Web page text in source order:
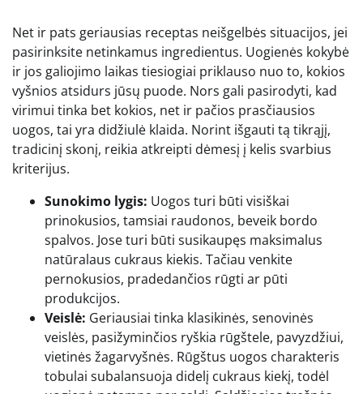
Net ir pats geriausias receptas neišgelbės situacijos, jei
pasirinksite netinkamus ingredientus. Uogienės kokybė
ir jos galiojimo laikas tiesiogiai priklauso nuo to, kokios
vyšnios atsidurs jūsų puode. Nors gali pasirodyti, kad
virimui tinka bet kokios, net ir pačios prasčiausios
uogos, tai yra didžiulė klaida. Norint išgauti tą tikrąjį,
tradicinį skonį, reikia atkreipti dėmesį į kelis svarbius
kriterijus.
Sunokimo lygis: Uogos turi būti visiškai
prinokusios, tamsiai raudonos, beveik bordo
spalvos. Jose turi būti susikaupęs maksimalus
natūralaus cukraus kiekis. Tačiau venkite
pernokusios, pradedančios rūgti ar pūti
produkcijos.
Veislė: Geriausiai tinka klasikinės, senovinės
veislės, pasižyminčios ryškia rūgštele, pavyzdžiui,
vietinės žagarvyšnės. Rūgštus uogos charakteris
tobulai subalansuoja didelį cukraus kiekį, todėl